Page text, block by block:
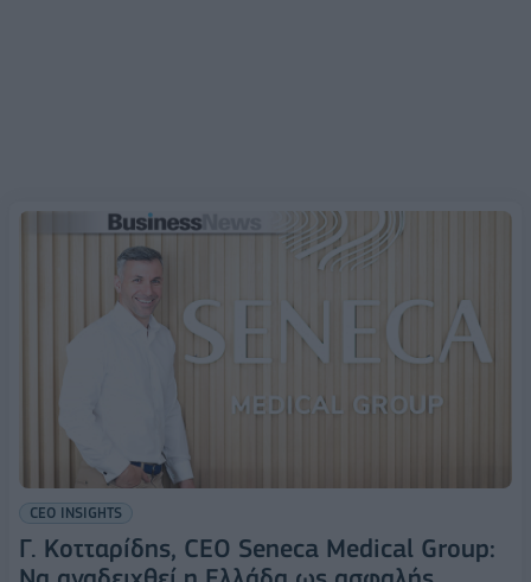
CEO INSIGHTS
Γ. Κοτταρίδης, CEO Seneca Medical Group: